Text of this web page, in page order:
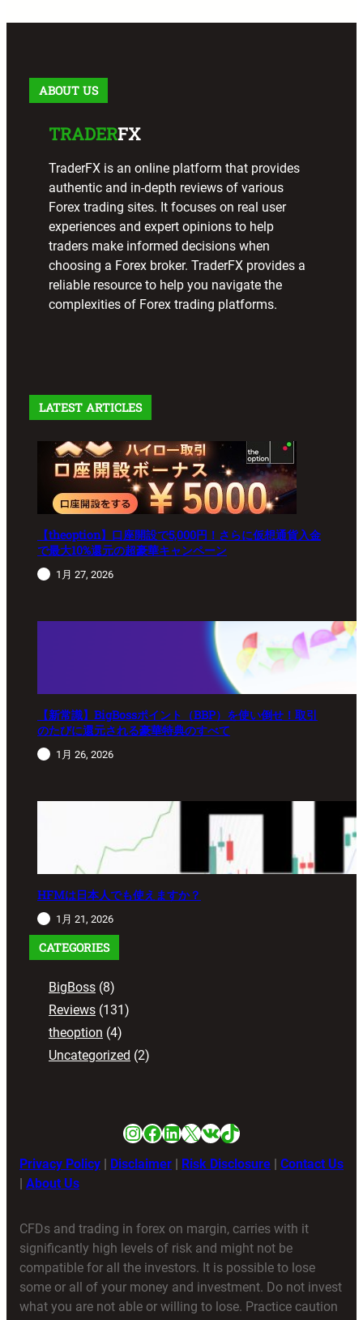
c
ABOUT US
TRADERFX
TraderFX is an online platform that provides
authentic and in-depth reviews of various
Forex trading sites. It focuses on real user
experiences and expert opinions to help
traders make informed decisions when
choosing a Forex broker. TraderFX provides a
reliable resource to help you navigate the
complexities of Forex trading platforms.
LATEST ARTICLES
【theoption】口座開設で5,000円！さらに仮想通貨入金
で最大10%還元の超豪華キャンペーン
1月 27, 2026
【新常識】BigBossポイント（BBP）を使い倒せ！取引
のたびに還元される豪華特典のすべて
1月 26, 2026
HFMは日本人でも使えますか？
1月 21, 2026
CATEGORIES
BigBoss (8)
Reviews (131)
theoption (4)
Uncategorized (2)
Instagram
Facebook
LinkedIn
X VKTikTok
Privacy Policy | Disclaimer | Risk Disclosure | Contact Us
| About Us
CFDs and trading in forex on margin, carries with it
significantly high levels of risk and might not be
compatible for all the investors. It is possible to lose
some or all of your money and investment. Do not invest
what you are not able or willing to lose. Practice caution